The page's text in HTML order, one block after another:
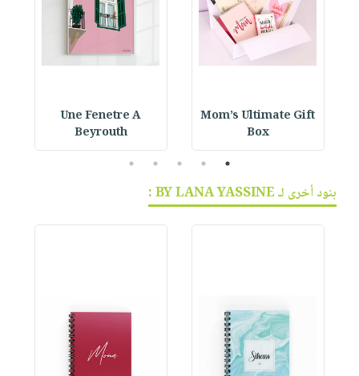
Mom’s Ultimate Gift
Box
Une Fenetre A
Beyrouth
1
2
3
4
5
بنود أخرى لـ BY LANA YASSINE :